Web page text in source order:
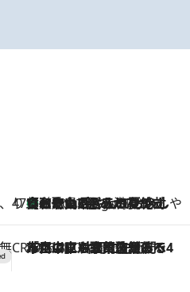
47都道府県の手みやげ ひんやりスイーツで夏を満喫
8 Hours Ago
【和歌山県】この夏絶対食べたい 冷やしておいしいおやつ3選 みかんがごろっと丸ごと入ったジュレ
CREA'S CHOICE
2026.8.7
「立川にも歌舞伎があるんだよ」 片岡仁左衛門・市川中車ら豪華座組みで4年目の立川立飛歌舞伎へ